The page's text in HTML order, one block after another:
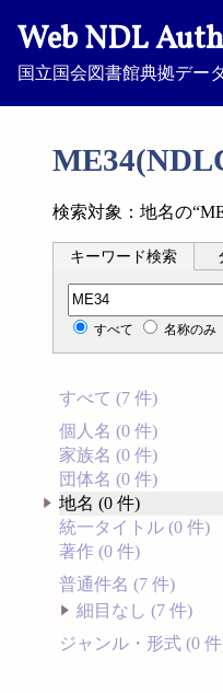
Web NDL
国立国会図書館典拠デー
検索対象：地名の
キーワード検索
分類記号検索
すべて 名称のみ
すべて (7 件)
個人名 (0 件)
家族名 (0 件)
団体名 (0 件)
地名 (0 件)
統一タイトル (0 件)
著作 (0 件)
普通件名 (7 件)
細目なし (7 件)
ジャンル・形式 (0